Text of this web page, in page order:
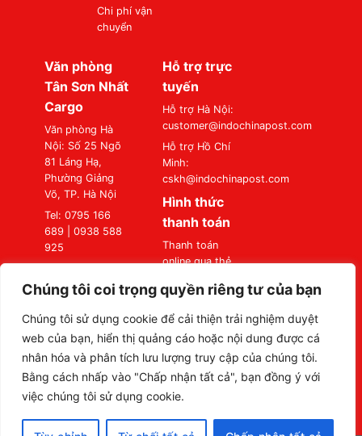
Chúng tôi coi trọng quyền riêng tư của bạn
Chúng tôi sử dụng cookie để cải thiện trải nghiệm duyệt
web của bạn, hiển thị quảng cáo hoặc nội dung được cá
nhân hóa và phân tích lưu lượng truy cập của chúng tôi.
Bằng cách nhấp vào "Chấp nhận tất cả", bạn đồng ý với
việc chúng tôi sử dụng cookie.
Chi phí vận
chuyển
Văn phòng
Tân Sơn Nhất
Cargo
Văn phòng Hà
Nội: Số 25 Ngõ
81 Láng Hạ,
Phường Giảng
Võ, TP. Hà Nội
Tel: 0795 166
689 | 0938 588
925
Gòn: Số 87
Đường A4
(K300), Phường
Bảy Hiền, TP. Hồ
Tel: 0795 166
689 | 0938 588
925
Hỗ trợ trực
tuyến
Hỗ trợ Hà Nội:
customer@indochinapost.com
Hỗ trợ Hồ Chí
Minh:
cskh@indochinapost.com
Hình thức
thanh toán
Thanh toán
online qua thẻ
Thanh toán tại
Văn Phòng